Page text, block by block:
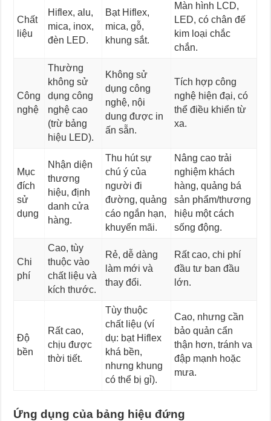
Chất
liệu
Hiflex, alu,
mica, inox,
đèn LED.
Bạt Hiflex,
mica, gỗ,
khung sắt.
Màn hình LCD,
LED, có chân đế
kim loại chắc
chắn.
Công
nghệ
Thường
không sử
dụng công
nghệ cao
(trừ bảng
hiệu LED).
Không sử
dụng công
nghệ, nội
dung được in
ấn sẵn.
Tích hợp công
nghệ hiện đại, có
thể điều khiển từ
xa.
Mục
đích
sử
dụng
Nhận diện
thương
hiệu, định
danh cửa
hàng.
Thu hút sự
chú ý của
người đi
đường, quảng
cáo ngắn hạn,
khuyến mãi.
Nâng cao trải
nghiệm khách
hàng, quảng bá
sản phẩm/thương
hiệu một cách
sống động.
Chi
phí
Cao, tùy
thuộc vào
chất liệu và
kích thước.
Rẻ, dễ dàng
làm mới và
thay đổi.
Rất cao, chi phí
đầu tư ban đầu
lớn.
Độ
bền
Rất cao,
chịu được
thời tiết.
Tùy thuộc
chất liệu (ví
dụ: bạt Hiflex
khá bền,
nhưng khung
có thể bị gỉ).
Cao, nhưng cần
bảo quản cẩn
thận hơn, tránh va
đập mạnh hoặc
mưa.
Ứng dụng của bảng hiệu đứng